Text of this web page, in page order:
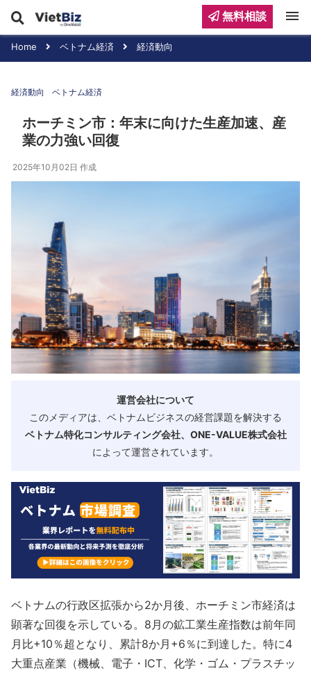
Home ベトナム経済 経済動向
経済動向 ベトナム経済
ホーチミン市：年末に向けた生産加速、産
業の力強い回復
2025年10月02日 作成
運営会社について
このメディアは、ベトナムビジネスの経営課題を解決する
ベトナム特化コンサルティング会社、ONE-VALUE株式会社
によって運営されています。
ベトナムの行政区拡張から2か月後、ホーチミン市経済は
顕著な回復を示している。8月の鉱工業生産指数は前年同
月比+10％超となり、累計8か月+6％に到達した。特に4
大重点産業（機械、電子・ICT、化学・ゴム・プラスチッ
無料相談 menu